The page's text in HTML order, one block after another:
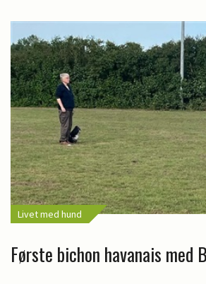
Livet med hund
Første bichon havanais med